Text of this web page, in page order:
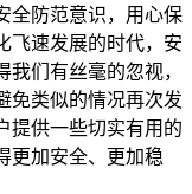
全防范意识，用心保
飞速发展的时代，安
们有丝毫的忽视，
免类似的情况再次发
提供一些切实有用的
更加安全、更加稳